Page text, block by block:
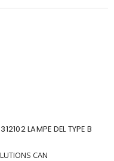
LAMPE DEL TYPE B
CAN